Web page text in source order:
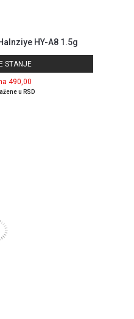
HY-A8 1.5g
STANJE
490,00
u RSD